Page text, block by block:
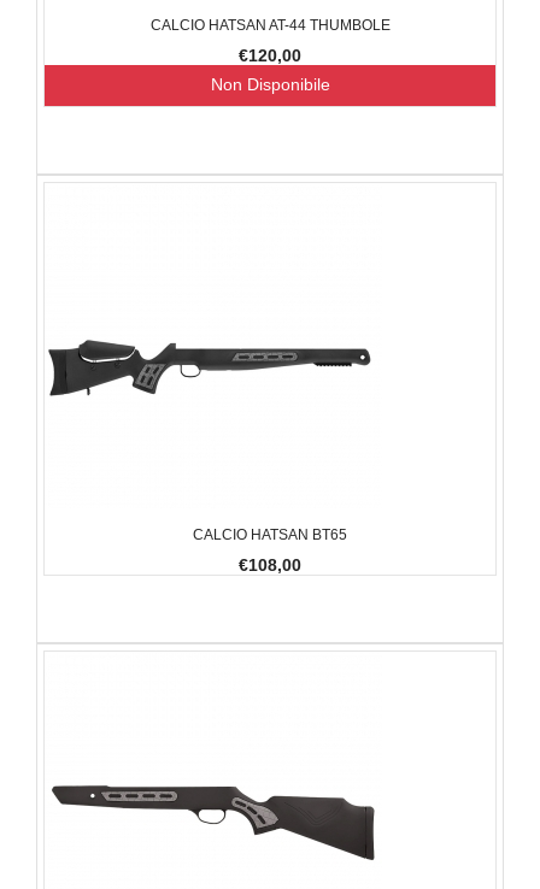
CALCIO HATSAN AT-44 THUMBOLE
€120,00
Non Disponibile
CALCIO HATSAN BT65
€108,00